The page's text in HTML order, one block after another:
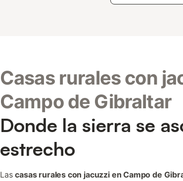
Casas rurales con
Campo de Gibraltar
Donde la sierra se
estrecho
Lascasas rurales con jacuzzi en Campo de